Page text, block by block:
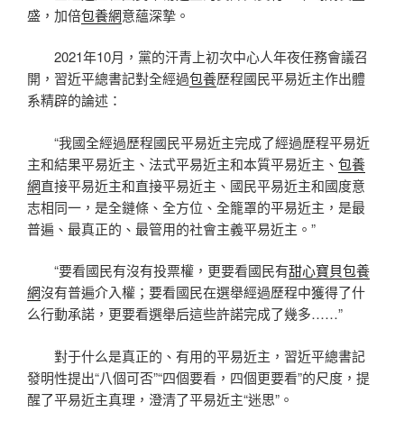
盛，加倍包養網意蘊深摯。
2021年10月，黨的汗青上初次中心人年夜任務會議召
開，習近平總書記對全經過包養歷程國民平易近主作出體
系精辟的論述：
“我國全經過歷程國民平易近主完成了經過歷程平易近
主和結果平易近主、法式平易近主和本質平易近主、 包養
網直接平易近主和直接平易近主、國民平易近主和國度意
志相同一，是全鏈條、全方位、全籠罩的平易近主，是最
普遍、最真正的、最管用的社會主義平易近主。”
“要看國民有沒有投票權，更要看國民有甜心寶貝包養
網沒有普遍介入權；要看國民在選舉經過歷程中獲得了什
么行動承諾，更要看選舉后這些許諾完成了幾多……”
對于什么是真正的、有用的平易近主，習近平總書記
發明性提出“八個可否”“四個要看，四個更要看”的尺度，提
醒了平易近主真理，澄清了平易近主“迷思”。